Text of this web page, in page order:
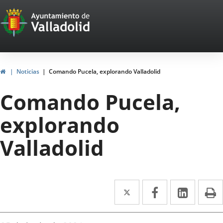
Portal
Web
del
Ayuntamiento
de
Valladolid
HomeNoticias Comando Pucela, explorando Valladolid
Comando Pucela,
explorando
Valladolid
Twitter
Enlace
a
Facebook
Enlace
a
Enlace
a